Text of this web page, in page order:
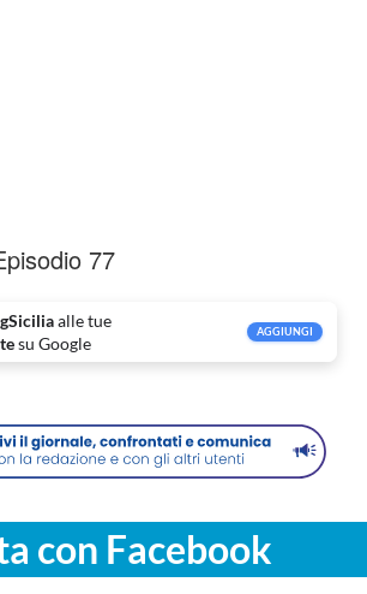
77
alle tue
su Google
AGGIUNGI
con Facebook